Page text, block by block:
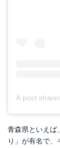
A post
青森県といえば
り」が有名で